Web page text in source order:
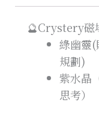
🔮Crystery磁
綠幽靈(
規劃)
紫水晶
思考）